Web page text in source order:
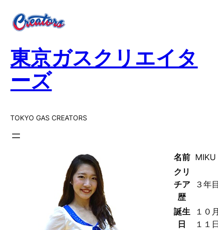
ス東京ガスクリエイタ
ーズ
TOKYO GAS CREATORS
名前 MIKU
クリ
チア
歴
３年
誕生
日
１０
１１